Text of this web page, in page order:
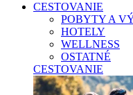
CESTOVANIE
POBYTY A
HOTELY
WELLNESS
OSTATNÉ
CESTOVANIE